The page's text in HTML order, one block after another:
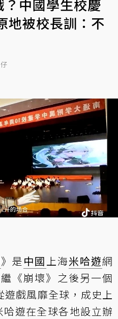
？中國學生校慶
地被校長訓：不
》是中國 上海米哈遊網
《崩壞》之後另一個
戲風靡全球，成史上
遊在全球各地設立辦